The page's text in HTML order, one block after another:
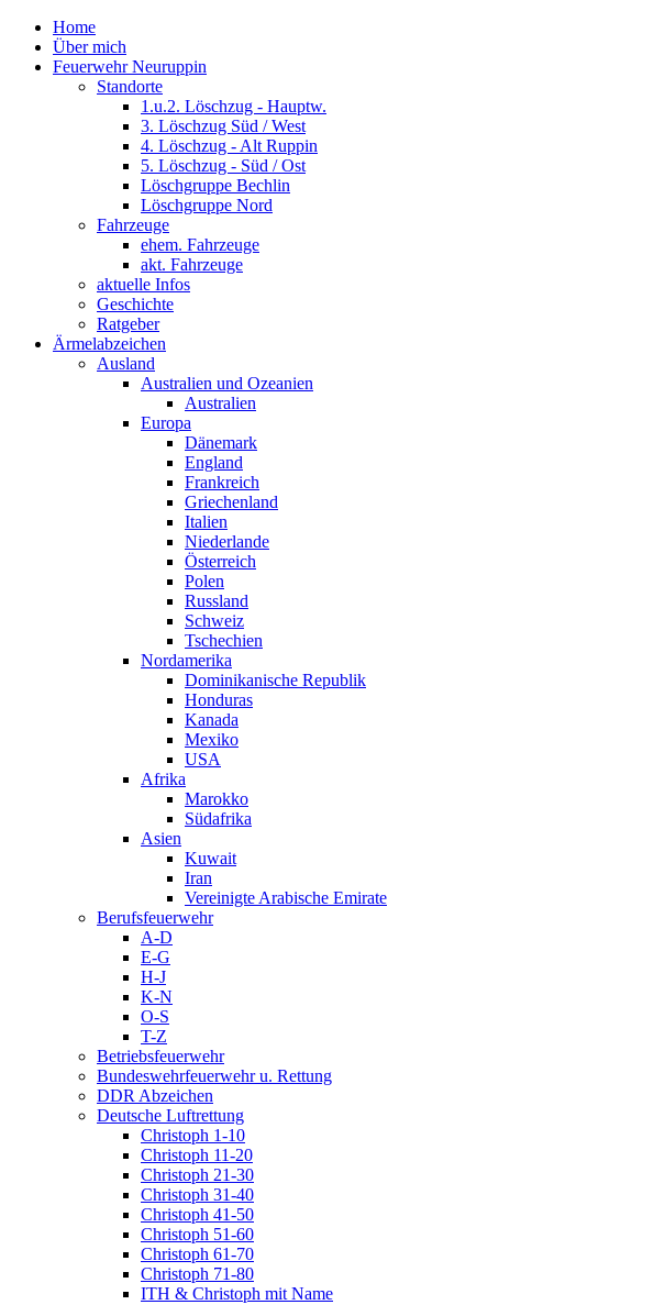
Home
Über mich
Feuerwehr Neuruppin
Standorte
1.u.2. Löschzug - Hauptw.
3. Löschzug Süd / West
4. Löschzug - Alt Ruppin
5. Löschzug - Süd / Ost
Löschgruppe Bechlin
Löschgruppe Nord
Fahrzeuge
ehem. Fahrzeuge
akt. Fahrzeuge
aktuelle Infos
Geschichte
Ratgeber
Ärmelabzeichen
Ausland
Australien und Ozeanien
Australien
Europa
Dänemark
England
Frankreich
Griechenland
Italien
Niederlande
Österreich
Polen
Russland
Schweiz
Tschechien
Nordamerika
Dominikanische Republik
Honduras
Kanada
Mexiko
USA
Afrika
Marokko
Südafrika
Asien
Kuwait
Iran
Vereinigte Arabische Emirate
Berufsfeuerwehr
A-D
E-G
H-J
K-N
O-S
T-Z
Betriebsfeuerwehr
Bundeswehrfeuerwehr u. Rettung
DDR Abzeichen
Deutsche Luftrettung
Christoph 1-10
Christoph 11-20
Christoph 21-30
Christoph 31-40
Christoph 41-50
Christoph 51-60
Christoph 61-70
Christoph 71-80
ITH & Christoph mit Name